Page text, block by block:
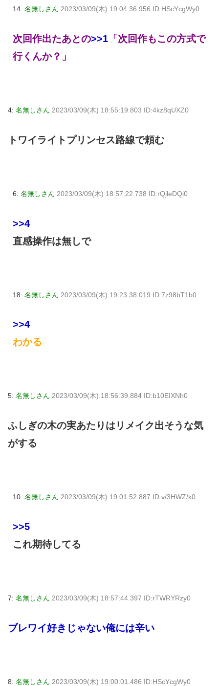
14: 名無しさん 2023/03/09(木) 19:04:36.956 ID:HScYcgWy0
次回作出たあとの>>1 「次回作もこの方式で
行くんか？」
4: 名無しさん 2023/03/09(木) 18:55:19.803 ID:4kz8qUXZ0
トワイライトプリンセス路線で頼む
6: 名無しさん 2023/03/09(木) 18:57:22.738 ID:rQjleDQi0
>>4
直感操作は無しで
18: 名無しさん 2023/03/09(木) 19:23:38.019 ID:7z98bT1b0
>>4
わかる
5: 名無しさん 2023/03/09(木) 18:56:39.884 ID:b10EIXNh0
ふしぎの木の実あたりはリメイク出そうな気
がする
10: 名無しさん 2023/03/09(木) 19:01:52.887 ID:v/3HWZ/k0
>>5
これ期待してる
7: 名無しさん 2023/03/09(木) 18:57:44.397 ID:rTWRYRzy0
ブレワイ好きじゃない俺には辛い
8: 名無しさん 2023/03/09(木) 19:00:01.486 ID:HScYcgWy0